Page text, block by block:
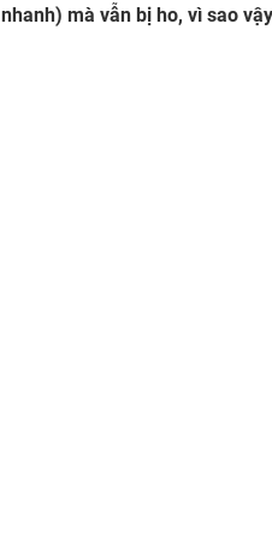
nhanh) mà vẫn bị ho, vì sao